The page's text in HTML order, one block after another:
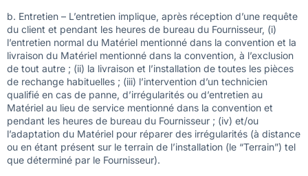
b. Entretien – L’entretien implique, après réception d’une requête
du client et pendant les heures de bureau du Fournisseur, (i)
l’entretien normal du Matériel mentionné dans la convention et la
livraison du Matériel mentionné dans la convention, à l’exclusion
de tout autre ; (ii) la livraison et l’installation de toutes les pièces
de rechange habituelles ; (iii) l’intervention d’un technicien
qualifié en cas de panne, d’irrégularités ou d’entretien au
Matériel au lieu de service mentionné dans la convention et
pendant les heures de bureau du Fournisseur ; (iv) et/ou
l’adaptation du Matériel pour réparer des irrégularités (à distance
ou en étant présent sur le terrain de l’installation (le “Terrain”) tel
que déterminé par le Fournisseur).